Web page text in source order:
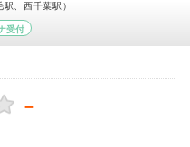
、西千葉駅）
受付
－